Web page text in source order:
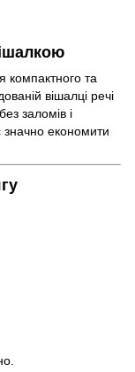
компактного та
вішалці речі
заломів і
значно економити